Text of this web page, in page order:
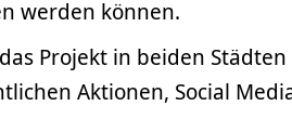
werden können.
Projekt in beiden
Aktionen, Social